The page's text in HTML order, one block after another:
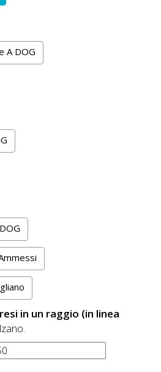
A DOG
in un raggio (in linea